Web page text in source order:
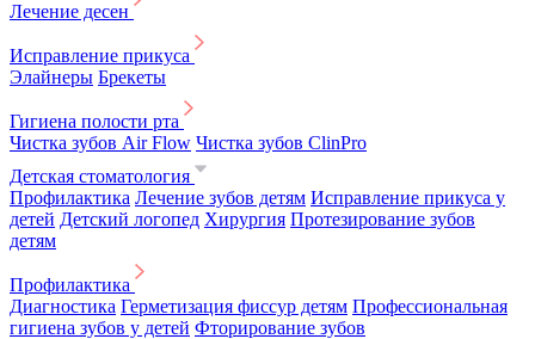
Лечение десен
Исправление прикуса
Элайнеры Брекеты
Гигиена полости рта
Чистка зубов Air Flow Чистка зубов ClinPro
Детская стоматология
Профилактика Лечение зубов детям Исправление прикуса у
детей Детский логопед Хирургия Протезирование зубов
детям
Профилактика
Диагностика Герметизация фиссур детям Профессиональная
гигиена зубов у детей Фторирование зубов